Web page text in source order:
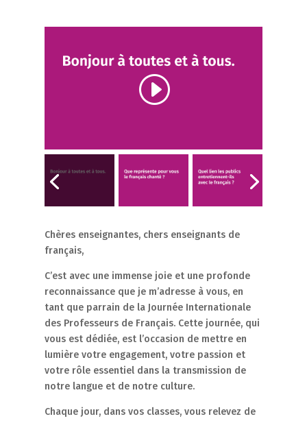
Chères enseignantes, chers enseignants de
français,
C’est avec une immense joie et une profonde
reconnaissance que je m’adresse à vous, en
tant que parrain de la Journée Internationale
des Professeurs de Français. Cette journée, qui
vous est dédiée, est l’occasion de mettre en
lumière votre engagement, votre passion et
votre rôle essentiel dans la transmission de
notre langue et de notre culture.
Chaque jour, dans vos classes, vous relevez de